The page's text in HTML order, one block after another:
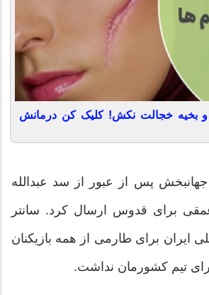
بخیه خجالت نکش! کلیک کن درمانش
جهانبخش پس از عبور از سد عبدالله
برای قدوس ارسال کرد. سانتر
ایران برای طارمی از همه بازیکنان
تیم کشورمان نداشت.